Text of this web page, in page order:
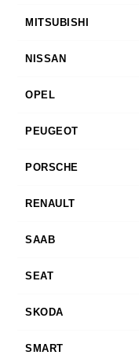
MITSUBISHI
NISSAN
OPEL
PEUGEOT
PORSCHE
RENAULT
SAAB
SEAT
SKODA
SMART